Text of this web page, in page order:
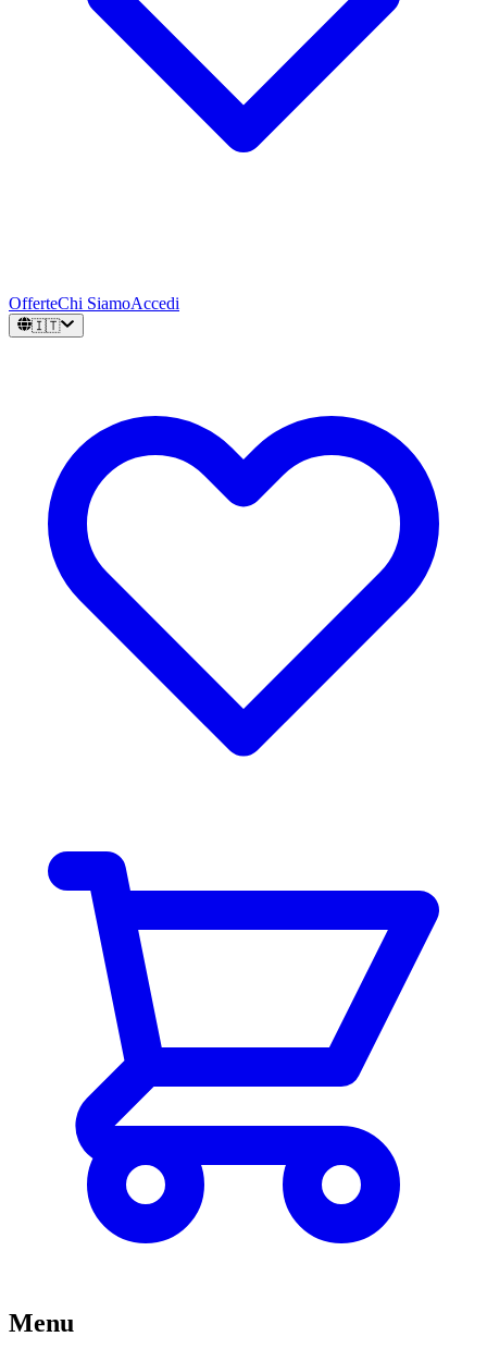
OfferteChi SiamoAccedi
🇮🇹
Menu